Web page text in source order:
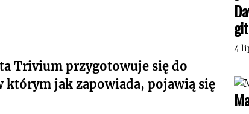
Trivium przygotowuje się do
jak zapowiada, pojawią się
4